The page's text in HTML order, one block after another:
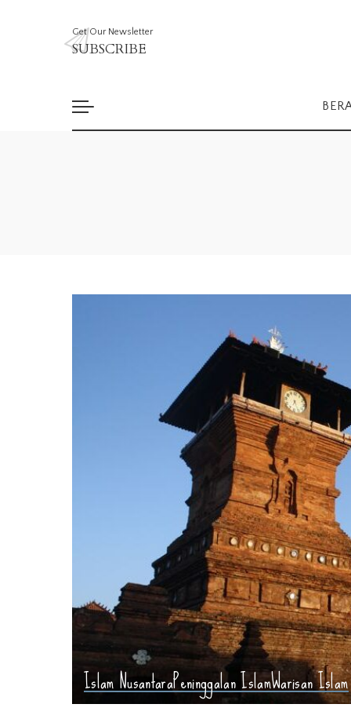
Get Our Newsletter
SUBSCRIBE
Islam NusantaraPeninggalan IslamWarisan Islam